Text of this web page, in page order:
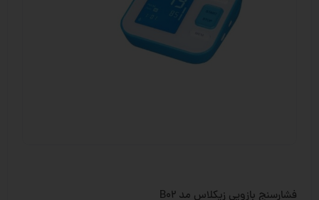
فشارسنج بازویی زیکلاس مد B02